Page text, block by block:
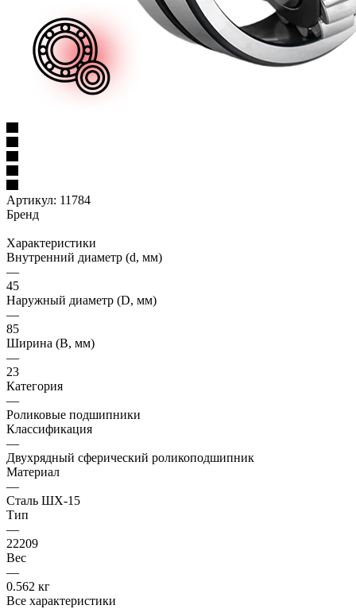
Артикул: 11784
Бренд
Характеристики
Внутренний диаметр (d, мм)
—
45
Наружный диаметр (D, мм)
—
85
Ширина (B, мм)
—
23
Категория
—
Роликовые подшипники
Классификация
—
Двухрядный сферический роликоподшипник
Материал
—
Сталь ШХ-15
Тип
—
22209
Вес
—
0.562 кг
Все характеристики